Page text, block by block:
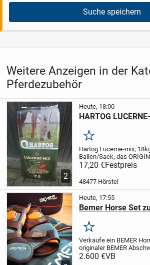
Suche speichern
Weitere Anzeigen in der
Pferdezubehör
2
Heute, 18:00
HARTOG
Merken
Hartog Lucerne-mix,
Ballen/Sack, das
Raufutterersatz oder als
Preis bei Abnahme von
16,90 Euro/Stück inkl.
17,20 €Festpreis
48477 Hörstel
Heute, 17:55
Bemer Horse Set
Merken
Verkaufe ein BEMER
originaler BEMER
Komplettset.Das Set
2.600 €VB